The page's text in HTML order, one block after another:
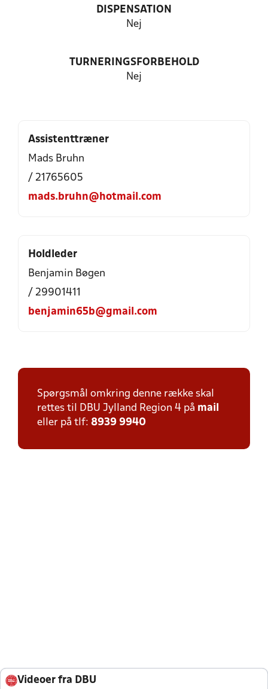
DISPENSATION
Nej
TURNERINGSFORBEHOLD
Nej
Assistenttræner
Mads Bruhn
/ 21765605
mads.bruhn@hotmail.com
Holdleder
Benjamin Bøgen
/ 29901411
benjamin65b@gmail.com
Spørgsmål omkring denne række skal
rettes til DBU Jylland Region 4 på mail
eller på tlf: 8939 9940
Videoer fra DBU